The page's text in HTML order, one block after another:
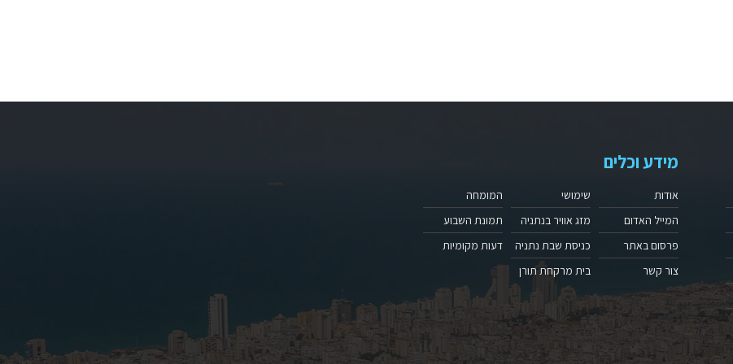
מידע וכלים
אודות
המייל האדום
פרסום באתר
צור קשר
שימושי
מזג אוויר בנתניה
כניסת שבת נתניה
בית מרקחת תורן
המומחה
תמונת השבוע
דעות מקומיות